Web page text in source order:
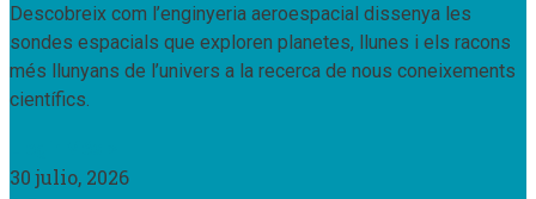
Descobreix com l’enginyeria aeroespacial dissenya les
sondes espacials que exploren planetes, llunes i els racons
més llunyans de l’univers a la recerca de nous coneixements
científics.
30 julio, 2026